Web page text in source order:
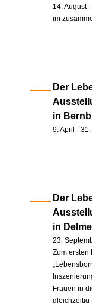
14. August
im
Der
in
9. April -
Der
in
23.
Zum ersten
Frauen in
gleichzeitig